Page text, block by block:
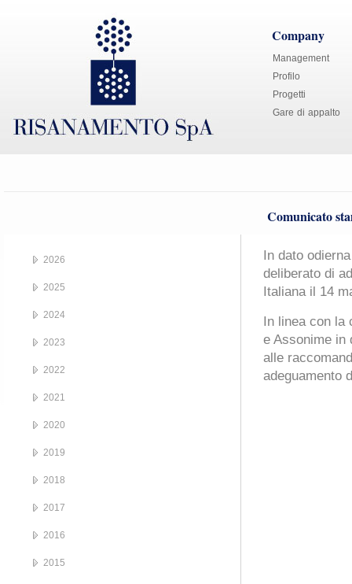
Company
Management
Profilo
Progetti
Gare di appalto
Comunicato
In dato
deliberato di
Italiana il 14
In linea con la
e Assonime in
alle
adeguamento
2026
2025
2024
2023
2022
2021
2020
2019
2018
2017
2016
2015